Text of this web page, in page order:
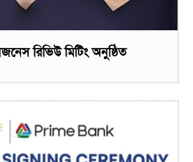
রিভিউ মিটিং অনুষ্ঠিত